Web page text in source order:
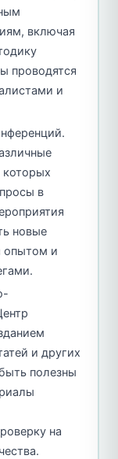
включая
проводятся
и
в
новые
опытом и
и других
полезны
на